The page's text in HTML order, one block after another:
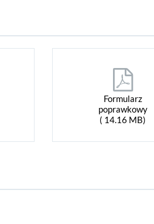
Formularz
poprawkowy
( 14.16 MB)